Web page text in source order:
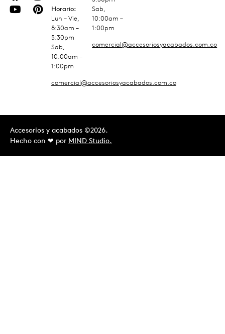
Horario:
Lun – Vie,
8:30am –
5:30pm
Sab,
10:00am –
1:00pm
comercial@accesoriosyacabados.com.co
Sab,
10:00am –
1:00pm
comercial@accesoriosyacabados.com.co
Accesorios y acabados ©2026.
Hecho con ❤︎ por MIND Studio.